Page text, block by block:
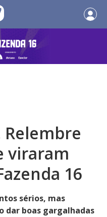
Relembre
viraram
16
sérios, mas
dar boas gargalhadas